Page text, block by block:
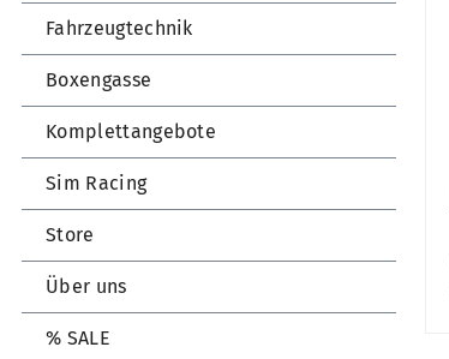
Fahrzeugtechnik
Boxengasse
Komplettangebote
Sim Racing
Store
Über uns
% SALE